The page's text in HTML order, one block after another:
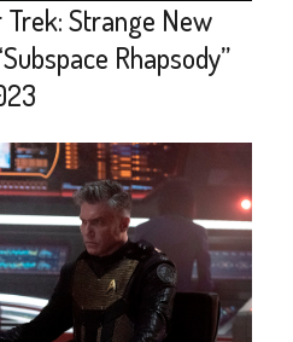
Trek: Strange New
Rhapsody”